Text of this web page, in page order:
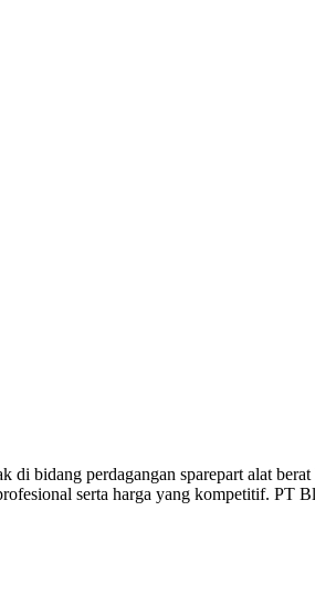
perdagangan sparepart alat
serta harga yang kompetitif. PT